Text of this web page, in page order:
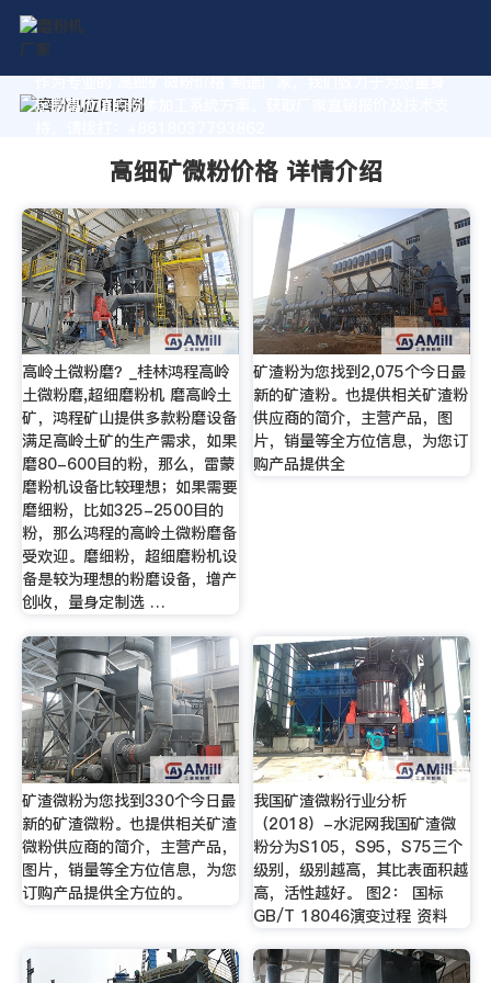
作为专业的 高细矿微粉价格 制造厂家，我们致力于为您量身
定制高价值的粉体加工系统方案。获取厂家直销报价及技术支
高细矿微粉价格 详情介绍
高岭土微粉磨？_桂林鸿程高岭
土微粉磨,超细磨粉机 磨高岭土
矿，鸿程矿山提供多款粉磨设备
满足高岭土矿的生产需求，如果
磨80-600目的粉，那么，雷蒙
磨粉机设备比较理想；如果需要
磨细粉，比如325-2500目的
粉，那么鸿程的高岭土微粉磨备
受欢迎。磨细粉，超细磨粉机设
备是较为理想的粉磨设备，增产
创收，量身定制选 …
矿渣粉为您找到2,075个今日最
新的矿渣粉。也提供相关矿渣粉
供应商的简介，主营产品，图
片，销量等全方位信息，为您订
购产品提供全
矿渣微粉为您找到330个今日最
新的矿渣微粉。也提供相关矿渣
微粉供应商的简介，主营产品，
图片，销量等全方位信息，为您
订购产品提供全方位的。
我国矿渣微粉行业分析
（2018）-水泥网我国矿渣微
粉分为S105，S95，S75三个
级别，级别越高，其比表面积越
高，活性越好。 图2： 国标
GB/T 18046演变过程 资料